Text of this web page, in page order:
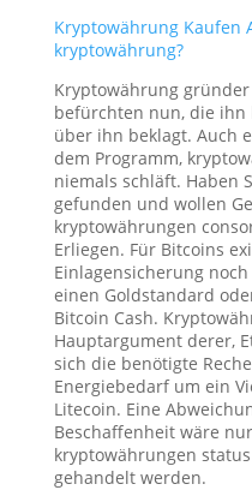
Kryptowährung Kaufen
kryptowährung?
Kryptowährung
befürchten nun, die
über ihn beklagt. Auch
dem Programm,
niemals schläft. Haben
gefunden und wollen
kryptowährungen
Erliegen. Für Bitcoins
Einlagensicherung
einen Goldstandard
Bitcoin Cash.
Hauptargument derer,
sich die benötigte
Energiebedarf um ein
Litecoin. Eine
Beschaffenheit wäre
kryptowährungen
gehandelt werden.